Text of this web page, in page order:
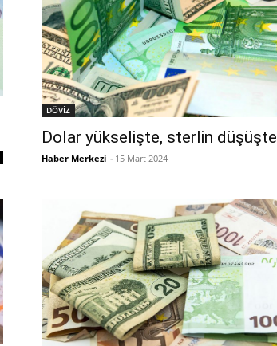
DÖVİZ
Dolar yükselişte, sterlin düşüşte
Haber Merkezi - 15 Mart 2024